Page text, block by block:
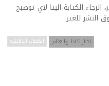
الكتابة الينا لاي توضبح -
النشر للغير
الكلمات الدلائليه اخبار كندا والعالم